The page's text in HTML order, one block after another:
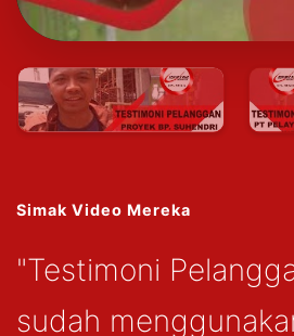
Simak Video Mereka
"Testimoni
sudah